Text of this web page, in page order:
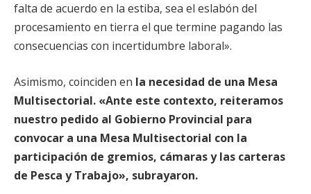
falta de acuerdo en la estiba, sea el eslabón del
procesamiento en tierra el que termine pagando las
consecuencias con incertidumbre laboral».
Asimismo, coinciden en la necesidad de una Mesa
Multisectorial. «Ante este contexto, reiteramos
nuestro pedido al Gobierno Provincial para
convocar a una Mesa Multisectorial con la
participación de gremios, cámaras y las carteras
de Pesca y Trabajo», subrayaron.